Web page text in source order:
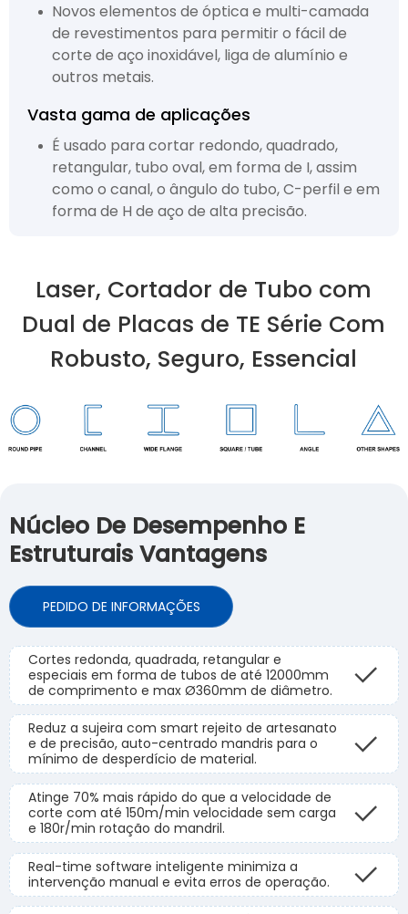
Novos elementos de óptica e multi-camada
de revestimentos para permitir o fácil de
corte de aço inoxidável, liga de alumínio e
outros metais.
Vasta gama de aplicações
É usado para cortar redondo, quadrado,
retangular, tubo oval, em forma de I, assim
como o canal, o ângulo do tubo, C-perfil e em
forma de H de aço de alta precisão.
Laser, Cortador de Tubo com
Dual de Placas de TE Série Com
Robusto, Seguro, Essencial
Núcleo De Desempenho E
Estruturais Vantagens
PEDIDO DE INFORMAÇÕES
Cortes redonda, quadrada, retangular e
especiais em forma de tubos de até 12000mm
de comprimento e max Ø360mm de diâmetro.
Reduz a sujeira com smart rejeito de artesanato
e de precisão, auto-centrado mandris para o
mínimo de desperdício de material.
Atinge 70% mais rápido do que a velocidade de
corte com até 150m/min velocidade sem carga
e 180r/min rotação do mandril.
Real-time software inteligente minimiza a
intervenção manual e evita erros de operação.